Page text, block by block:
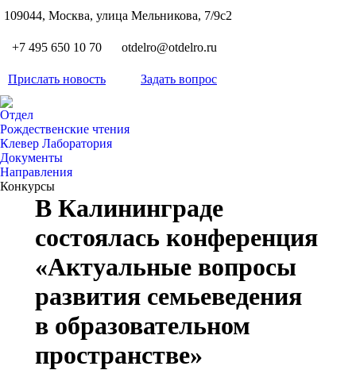
109044, Москва, улица Мельникова, 7/9с2
+7 495 650 10 70 otdelro@otdelro.ru
Прислать новость Задать вопрос
Отдел
Рождественские чтения
Клевер Лаборатория
Документы
Направления
Конкурсы
В Калининграде
состоялась конференция
«Актуальные вопросы
развития семьеведения
в образовательном
пространстве»